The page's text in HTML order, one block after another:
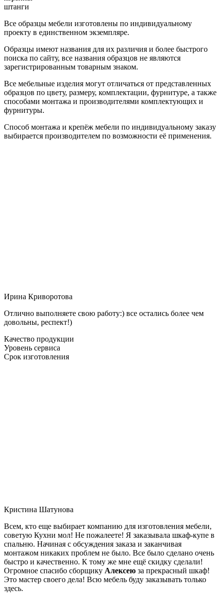
штанги
Все образцы мебели изготовлены по индивидуальному
проекту в единственном экземпляре.
Образцы имеют названия для их различия и более быстрого
поиска по сайту, все названия образцов не являются
зарегистрированным товарным знаком.
Все мебельные изделия могут отличаться от представленных
образцов по цвету, размеру, комплектации, фурнитуре, а также
способами монтажа и производителями комплектующих и
фурнитуры.
Способ монтажа и крепёж мебели по индивидуальному заказу
выбирается производителем по возможности её применения.
Ирина Криворотова
Отлично выполняете свою работу:) все остались более чем
довольны, респект!)
Качество продукции
Уровень сервиса
Срок изготовления
Кристина Шатунова
Всем, кто еще выбирает компанию для изготовления мебели,
советую Кухни мол! Не пожалеете! Я заказывала шкаф-купе в
спальню. Начиная с обсуждения заказа и заканчивая
монтажом никаких проблем не было. Все было сделано очень
быстро и качественно. К тому же мне ещё скидку сделали!
Огромное спасибо сборщику Алексею за прекрасный шкаф!
Это мастер своего дела! Всю мебель буду заказывать только
здесь.